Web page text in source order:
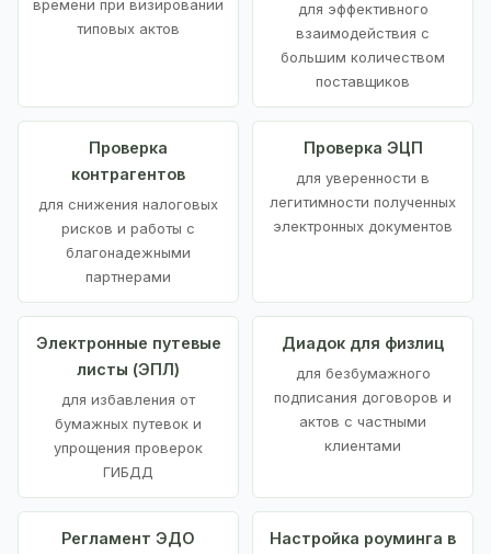
времени при визировании
типовых актов
для эффективного
взаимодействия с
большим количеством
поставщиков
Проверка
контрагентов
для снижения налоговых
рисков и работы с
благонадежными
партнерами
Проверка ЭЦП
для уверенности в
легитимности полученных
электронных документов
Электронные путевые
листы (ЭПЛ)
для избавления от
бумажных путевок и
упрощения проверок
ГИБДД
Диадок для физлиц
для безбумажного
подписания договоров и
актов с частными
клиентами
Регламент ЭДО
Настройка роуминга в